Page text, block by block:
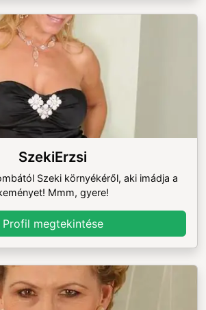
SzekiErzsi
Szeki környékéről, aki imádja a
Mmm, gyere!
Profil megtekintése